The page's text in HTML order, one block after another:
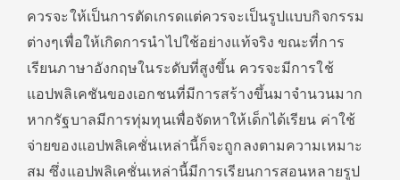
ควรจะให้เป็นการตัดเกรดแต่ควรจะเป็นรูปแบบกิจกรรม
ต่างๆเพื่อให้เกิดการนำไปใช้อย่างแท้จริง ขณะที่การ
เรียนภาษาอังกฤษในระดับที่สูงขึ้น ควรจะมีการใช้
แอปพลิเคชันของเอกชนที่มีการสร้างขึ้นมาจำนวนมาก
หากรัฐบาลมีการทุ่มทุนเพื่อจัดหาให้เด็กได้เรียน ค่าใช้
จ่ายของแอปพลิเคชั่นเหล่านี้ก็จะถูกลงตามความเหมาะ
สม ซึ่งแอปพลิเคชั่นเหล่านี้มีการเรียนการสอนหลายรูป